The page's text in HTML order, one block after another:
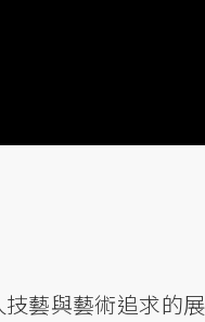
藝與藝術追求的展